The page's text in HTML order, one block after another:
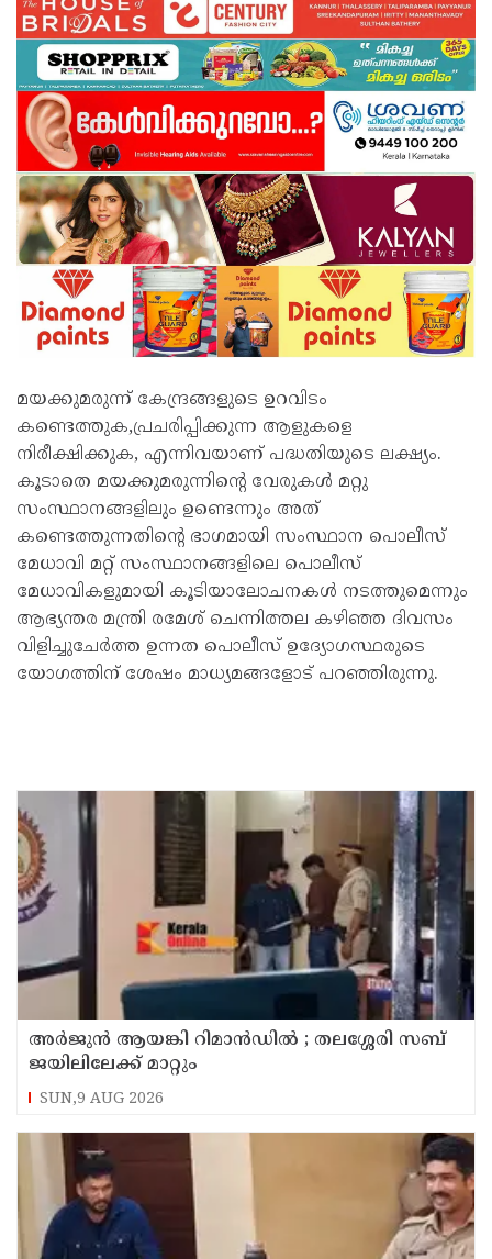
മയക്കുമരുന്ന് കേന്ദ്രങ്ങളുടെ ഉറവിടം
കണ്ടെത്തുക,പ്രചരിപ്പിക്കുന്ന ആളുകളെ
നിരീക്ഷിക്കുക, എന്നിവയാണ് പദ്ധതിയുടെ ലക്ഷ്യം.
കൂടാതെ മയക്കുമരുന്നിന്റെ വേരുകള്‍ മറ്റു
സംസ്ഥാനങ്ങളിലും ഉണ്ടെന്നും അത്
കണ്ടെത്തുന്നതിന്റെ ഭാഗമായി സംസ്ഥാന പൊലീസ്
മേധാവി മറ്റ് സംസ്ഥാനങ്ങളിലെ പൊലീസ്
മേധാവികളുമായി കൂടിയാലോചനകള്‍ നടത്തുമെന്നും
ആഭ്യന്തര മന്ത്രി രമേശ് ചെന്നിത്തല കഴിഞ്ഞ ദിവസം
വിളിച്ചുചേര്‍ത്ത ഉന്നത പൊലീസ് ഉദ്യോഗസ്ഥരുടെ
യോഗത്തിന് ശേഷം മാധ്യമങ്ങളോട് പറഞ്ഞിരുന്നു.
അര്‍ജുന്‍ ആയങ്കി റിമാന്‍ഡില്‍ ; തലശ്ശേരി സബ്
ജയിലിലേക്ക് മാറ്റും
SUN,9 AUG 2026